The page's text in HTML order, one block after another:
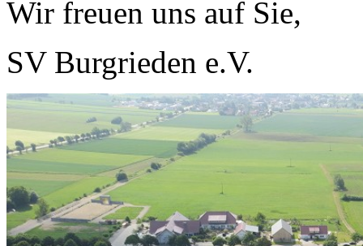
Wir freuen uns auf Sie,
SV Burgrieden e.V.